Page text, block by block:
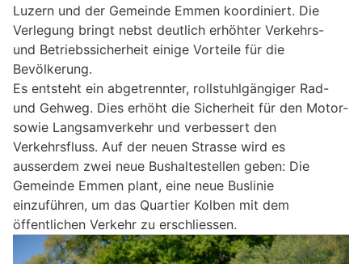
Luzern und der Gemeinde Emmen koordiniert. Die
Verlegung bringt nebst deutlich erhöhter Verkehrs-
und Betriebssicherheit einige Vorteile für die
Bevölkerung.
Es entsteht ein abgetrennter, rollstuhlgängiger Rad-
und Gehweg. Dies erhöht die Sicherheit für den Motor-
sowie Langsamverkehr und verbessert den
Verkehrsfluss. Auf der neuen Strasse wird es
ausserdem zwei neue Bushaltestellen geben: Die
Gemeinde Emmen plant, eine neue Buslinie
einzuführen, um das Quartier Kolben mit dem
öffentlichen Verkehr zu erschliessen.